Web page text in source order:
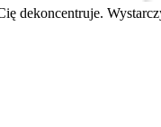
dekoncentruje.